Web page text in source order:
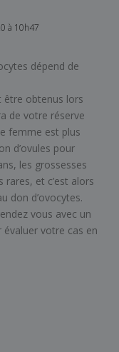
à 10h47
dépend de
être obtenus lors
de votre réserve
femme est plus
d’ovules pour
les grossesses
et c’est alors
don d’ovocytes.
vous avec un
évaluer votre cas en